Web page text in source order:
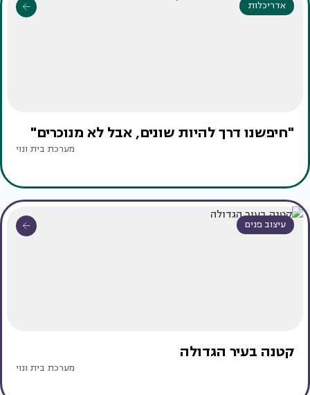
אדריכלות
"חיפשנו דרך להיות שונים, אבל לא מנוכרים"
מערכת בית ונוי
עיצוב פנים
קטנה בעיר הגדולה
מערכת בית ונוי